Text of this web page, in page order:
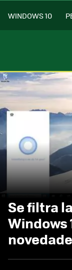
WINDOWS 10
Se filtra
Windows